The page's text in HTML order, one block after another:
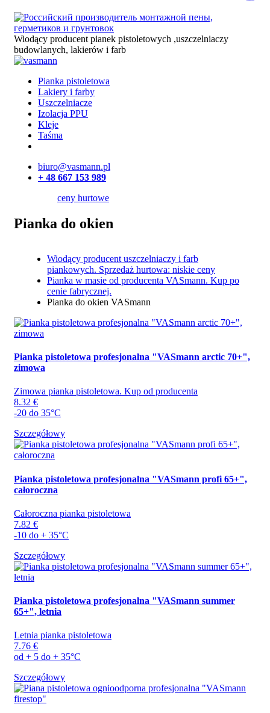
Wiodący producent pianek pistoletowych ,uszczelniaczy
budowlanych, lakierów i farb
Pianka pistoletowa
Lakiery i farby
Uszczelniacze
Izolacja PPU
Kleje
Taśma
biuro@vasmann.pl
+ 48 667 153 989
ceny hurtowe
Pianka do okien
Wiodący producent uszczelniaczy i farb
piankowych. Sprzedaż hurtowa: niskie ceny
Pianka w masie od producenta VASmann. Kup po
cenie fabrycznej.
Pianka do okien VASmann
Pianka pistoletowa profesjonalna "VASmann arctic 70+",
zimowa
Zimowa pianka pistoletowa. Kup od producenta
8.32 €
-20 do 35°C
Szczegółowy
Pianka pistoletowa profesjonalna "VASmann profi 65+",
całoroczna
Całoroczna pianka pistoletowa
7.82 €
-10 do + 35°C
Szczegółowy
Pianka pistoletowa profesjonalna "VASmann summer
65+", letnia
Letnia pianka pistoletowa
7.76 €
od + 5 do + 35°C
Szczegółowy